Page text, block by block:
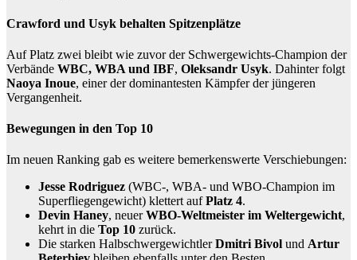
Crawford und Usyk behalten Spitzenplätze
Auf Platz zwei bleibt wie zuvor der Schwergewichts-Champion der
Verbände WBC, WBA und IBF, Oleksandr Usyk. Dahinter folgt
Naoya Inoue, einer der dominantesten Kämpfer der jüngeren
Vergangenheit.
Bewegungen in den Top 10
Im neuen Ranking gab es weitere bemerkenswerte Verschiebungen:
Jesse Rodriguez (WBC-, WBA- und WBO-Champion im
Superfliegengewicht) klettert aufPlatz 4.
Devin Haney, neuerWBO-Weltmeister im Weltergewicht,
kehrt in die Top 10 zurück.
Die starken HalbschwergewichtlerDmitri Bivol und Artur